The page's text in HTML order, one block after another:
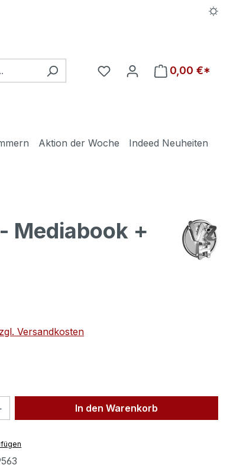
Du hast 0 Produkte auf
0,00 €*
Aktion der Woche
Indeed Neuheiten
Mediabook +
Versandkosten
Gib den gewünschten Wert
In den Warenkorb